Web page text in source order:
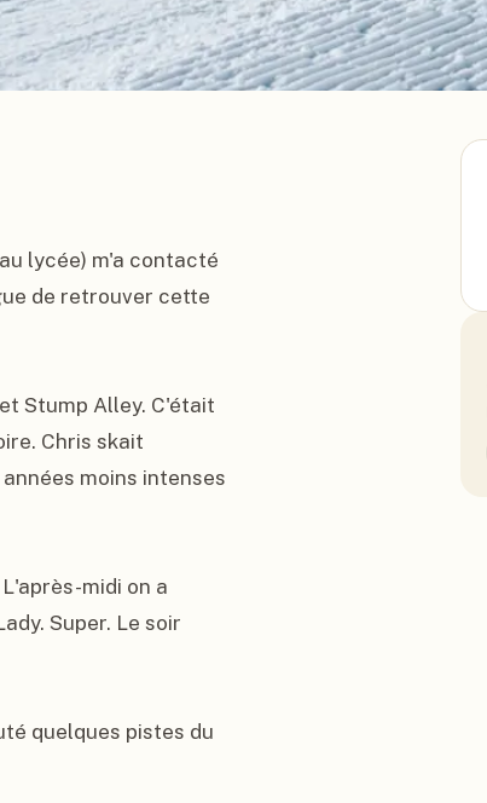
lycée) m'a contacté
de retrouver cette
Stump Alley. C'était
Chris skait
moins intenses
midi on a
Super. Le soir
quelques pistes du